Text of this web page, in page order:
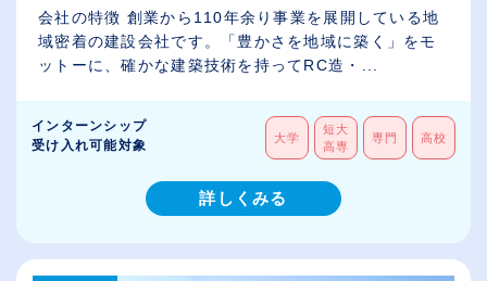
会社の特徴 創業から110年余り事業を展開している地
域密着の建設会社です。「豊かさを地域に築く」をモ
ットーに、確かな建築技術を持ってRC造・...
インターンシップ
受け入れ可能対象
大学
短大
高専
専門 高校
詳しくみる